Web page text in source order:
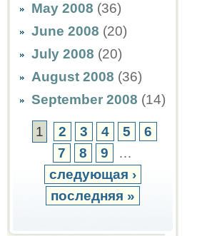
May 2008 (36)
June 2008 (20)
July 2008 (20)
August 2008 (36)
September 2008 (14)
1 2 3 4 5
6
7
8 9
…
следующая ›
последняя »